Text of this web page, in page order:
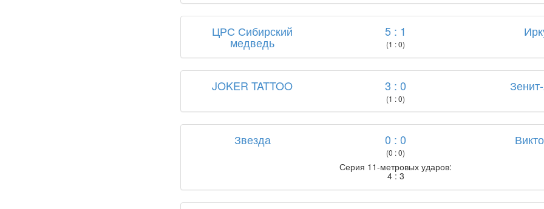
ЦРС Сибирский
медведь
5 : 1
(1 : 0)
JOKER TATTOO 3 : 0
(1 : 0)
Звезда 0 : 0
(0 : 0)
Серия 11-метровых ударов:
4 : 3